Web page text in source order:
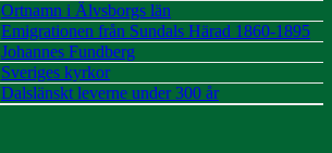
Ortnamn i Älvsborgs län
Emigrationen från Sundals Härad 1860-1895
Johannes Fundberg
Sveriges kyrkor
Dalslänskt leverne under 300 år